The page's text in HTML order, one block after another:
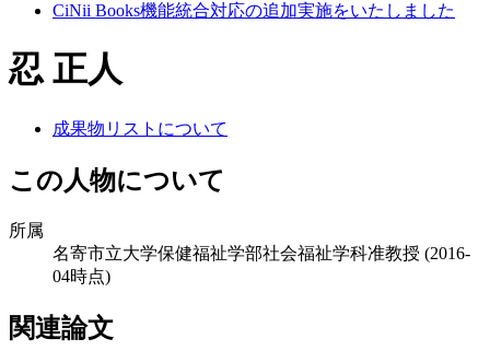
CiNii Books機能統合対応の追加実施をいたしました
忍 正人
成果物リストについて
この人物について
所属
名寄市立大学保健福祉学部社会福祉学科准教授 (2016-
04時点)
関連論文